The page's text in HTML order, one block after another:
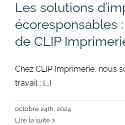
Les solutions
écoresponsables
de CLIP
Chez CLIP Imprimerie, nous
travail : [...]
octobre 24th, 2024
Lire la suite